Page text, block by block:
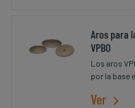
Aros para
VPBO
Los aros
por la base
Ver